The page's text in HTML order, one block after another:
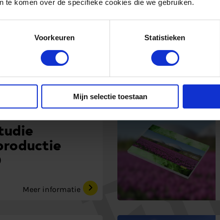
te komen over de specifieke cookies die we gebruiken.
Voorkeuren Statistieken
Mijn selectie toestaan
Meer informatie
Meer informatie